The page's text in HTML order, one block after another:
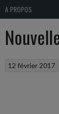
A PROPOS
12 février 2017